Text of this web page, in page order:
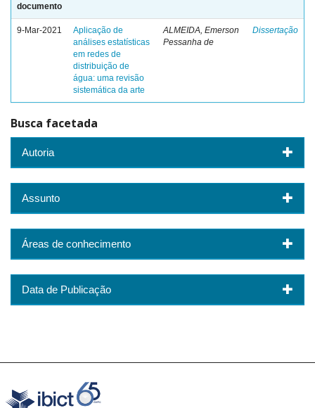
documento
9-Mar-2021
Aplicação de
análises estatísticas
em redes de
distribuição de
água: uma revisão
sistemática da arte
ALMEIDA, Emerson
Pessanha de
Dissertação
Busca facetada
Autoria
Assunto
Áreas de conhecimento
Data de Publicação